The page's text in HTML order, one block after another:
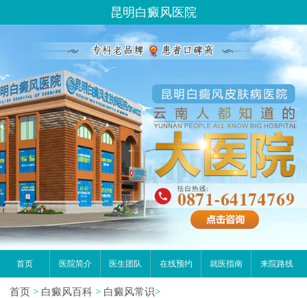
昆明白癜风医院
首页 医院简介 医生团队 在线预约 就医指南 来院路线
首页 > 白癜风百科 > 白癜风常识>